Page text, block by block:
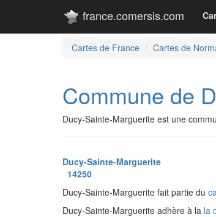
france.comersis.com
Cartes de France Cartes de
Commune de
Ducy-Sainte-Marguerite est une
Ducy-Sainte-Marguerite
14250
Ducy-Sainte-Marguerite fait partie du
Ducy-Sainte-Marguerite adhère à la la